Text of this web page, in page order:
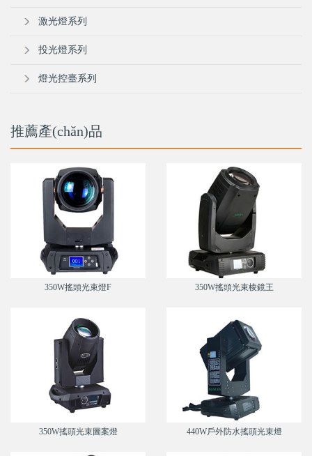
激光燈系列
投光燈系列
燈光控臺系列
推薦產(chǎn)品
350W搖頭光束燈F 350W搖頭光束棱鏡王
350W搖頭光束圖案燈 440W戶外防水搖頭光束燈